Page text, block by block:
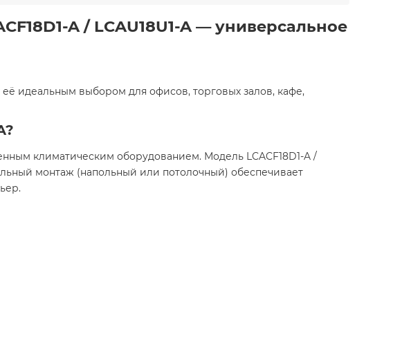
A / LCAU18U1-A — универсальное
её идеальным выбором для офисов, торговых залов, кафе,
климатическим оборудованием. Модель LCACF18D1-A /
монтаж (напольный или потолочный) обеспечивает